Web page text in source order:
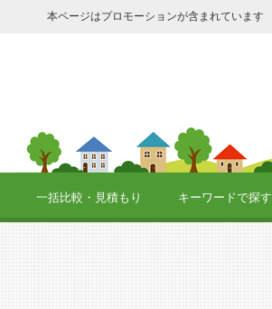
本ページはプロモーションが含まれています
一括比較・見積もり キーワードで探す